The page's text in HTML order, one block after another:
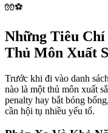
🧤⚽
Những Tiêu
Thủ Môn Xuất
Trước khi đi vào danh
nào là một thủ môn xuất
penalty hay bắt bóng
cần hội tụ nhiều yếu tố.